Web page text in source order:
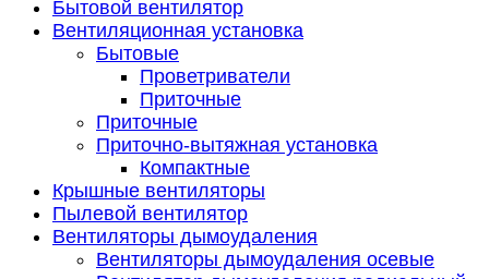
Бытовой вентилятор
Вентиляционная установка
Бытовые
Проветриватели
Приточные
Приточные
Приточно-вытяжная установка
Компактные
Крышные вентиляторы
Пылевой вентилятор
Вентиляторы дымоудаления
Вентиляторы дымоудаления осевые